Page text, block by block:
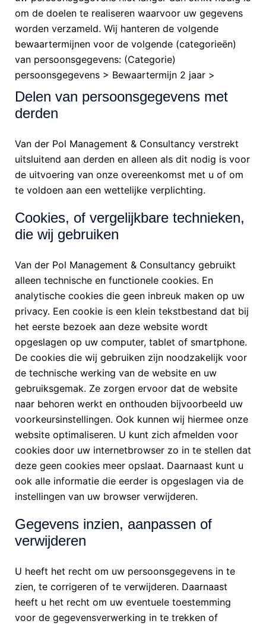
om de doelen te realiseren waarvoor uw gegevens
worden verzameld. Wij hanteren de volgende
bewaartermijnen voor de volgende (categorieën)
van persoonsgegevens: (Categorie)
persoonsgegevens > Bewaartermijn 2 jaar >
Delen van persoonsgegevens met
derden
Van der Pol Management & Consultancy verstrekt
uitsluitend aan derden en alleen als dit nodig is voor
de uitvoering van onze overeenkomst met u of om
te voldoen aan een wettelijke verplichting.
Cookies, of vergelijkbare technieken,
die wij gebruiken
Van der Pol Management & Consultancy gebruikt
alleen technische en functionele cookies. En
analytische cookies die geen inbreuk maken op uw
privacy. Een cookie is een klein tekstbestand dat bij
het eerste bezoek aan deze website wordt
opgeslagen op uw computer, tablet of smartphone.
De cookies die wij gebruiken zijn noodzakelijk voor
de technische werking van de website en uw
gebruiksgemak. Ze zorgen ervoor dat de website
naar behoren werkt en onthouden bijvoorbeeld uw
voorkeursinstellingen. Ook kunnen wij hiermee onze
website optimaliseren. U kunt zich afmelden voor
cookies door uw internetbrowser zo in te stellen dat
deze geen cookies meer opslaat. Daarnaast kunt u
ook alle informatie die eerder is opgeslagen via de
instellingen van uw browser verwijderen.
Gegevens inzien, aanpassen of
verwijderen
U heeft het recht om uw persoonsgegevens in te
zien, te corrigeren of te verwijderen. Daarnaast
heeft u het recht om uw eventuele toestemming
voor de gegevensverwerking in te trekken of